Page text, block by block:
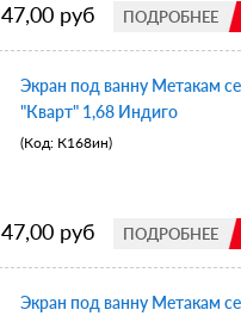
ПОДРОБНЕЕ
47,00 руб
Экран под ванну Метакам
"Кварт" 1,68 Индиго
(Код: К168ин)
ПОДРОБНЕЕ
47,00 руб
Экран под ванну Метакам